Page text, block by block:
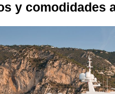
y comodidades